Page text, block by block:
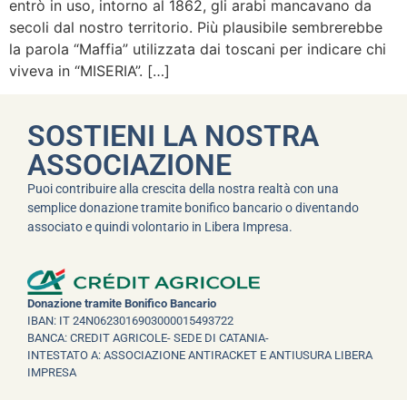
entrò in uso, intorno al 1862, gli arabi mancavano da
secoli dal nostro territorio. Più plausibile sembrerebbe
la parola “Maffia” utilizzata dai toscani per indicare chi
viveva in “MISERIA”. […]
SOSTIENI LA NOSTRA
ASSOCIAZIONE
Puoi contribuire alla crescita della nostra realtà con una
semplice donazione tramite bonifico bancario o diventando
associato e quindi volontario in Libera Impresa.
Donazione tramite Bonifico Bancario
IBAN: IT 24N0623016903000015493722
BANCA: CREDIT AGRICOLE- SEDE DI CATANIA-
INTESTATO A: ASSOCIAZIONE ANTIRACKET E ANTIUSURA LIBERA
IMPRESA